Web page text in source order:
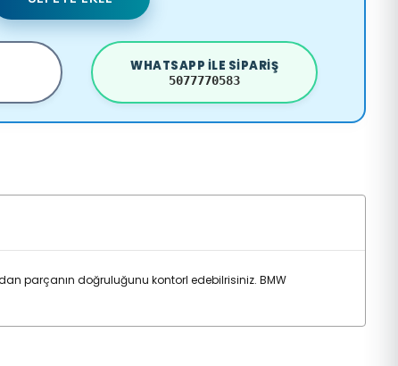
WHATSAPP ILE SIPARIŞ
5077770583
parçanın doğruluğunu kontorl edebilrisiniz. BMW